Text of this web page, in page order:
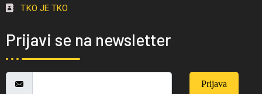
TKO JE TKO
Prijavi se na newsletter
Prijava